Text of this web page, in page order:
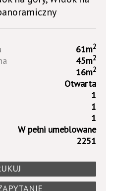
61m2
45m2
16m2
Otwarta
1
1
1
W pełni umeblowane
2251